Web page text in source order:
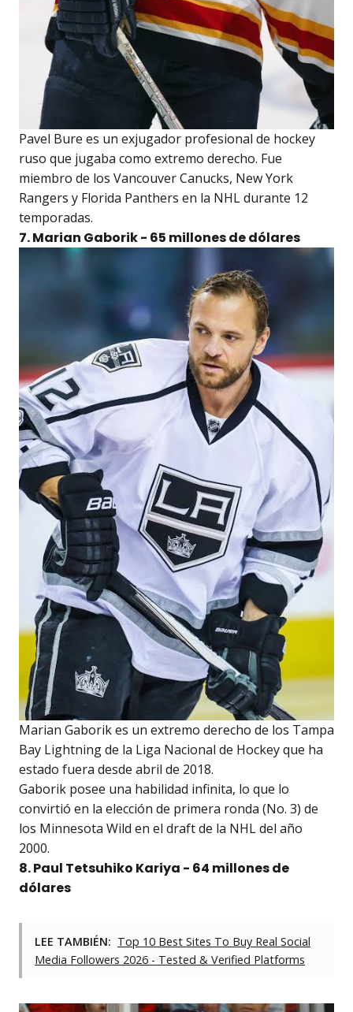
Pavel Bure es un exjugador profesional de hockey
ruso que jugaba como extremo derecho. Fue
miembro de los Vancouver Canucks, New York
Rangers y Florida Panthers en la NHL durante 12
temporadas.
7. Marian Gaborik - 65 millones de dólares
Marian Gaborik es un extremo derecho de los Tampa
Bay Lightning de la Liga Nacional de Hockey que ha
estado fuera desde abril de 2018.
Gaborik posee una habilidad infinita, lo que lo
convirtió en la elección de primera ronda (No. 3) de
los Minnesota Wild en el draft de la NHL del año
2000.
8. Paul Tetsuhiko Kariya - 64 millones de
dólares
LEE TAMBIÉN: Top 10 Best Sites To Buy Real Social
Media Followers 2026 - Tested & Verified Platforms